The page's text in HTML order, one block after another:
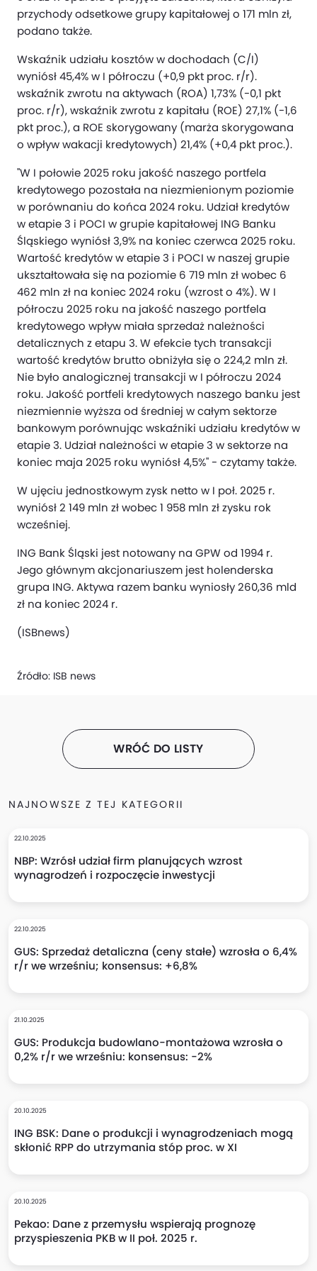
przychody odsetkowe grupy kapitałowej o 171 mln zł,
podano także.
Wskaźnik udziału kosztów w dochodach (C/I)
wyniósł 45,4% w I półroczu (+0,9 pkt proc. r/r).
wskaźnik zwrotu na aktywach (ROA) 1,73% (-0,1 pkt
proc. r/r), wskaźnik zwrotu z kapitału (ROE) 27,1% (-1,6
pkt proc.), a ROE skorygowany (marża skorygowana
o wpływ wakacji kredytowych) 21,4% (+0,4 pkt proc.).
"W I połowie 2025 roku jakość naszego portfela
kredytowego pozostała na niezmienionym poziomie
w porównaniu do końca 2024 roku. Udział kredytów
w etapie 3 i POCI w grupie kapitałowej ING Banku
Śląskiego wyniósł 3,9% na koniec czerwca 2025 roku.
Wartość kredytów w etapie 3 i POCI w naszej grupie
ukształtowała się na poziomie 6 719 mln zł wobec 6
462 mln zł na koniec 2024 roku (wzrost o 4%). W I
półroczu 2025 roku na jakość naszego portfela
kredytowego wpływ miała sprzedaż należności
detalicznych z etapu 3. W efekcie tych transakcji
wartość kredytów brutto obniżyła się o 224,2 mln zł.
Nie było analogicznej transakcji w I półroczu 2024
roku. Jakość portfeli kredytowych naszego banku jest
niezmiennie wyższa od średniej w całym sektorze
bankowym porównując wskaźniki udziału kredytów w
etapie 3. Udział należności w etapie 3 w sektorze na
koniec maja 2025 roku wyniósł 4,5%" - czytamy także.
W ujęciu jednostkowym zysk netto w I poł. 2025 r.
wyniósł 2 149 mln zł wobec 1 958 mln zł zysku rok
wcześniej.
ING Bank Śląski jest notowany na GPW od 1994 r.
Jego głównym akcjonariuszem jest holenderska
grupa ING. Aktywa razem banku wyniosły 260,36 mld
zł na koniec 2024 r.
(ISBnews)
Źródło: ISB news
WRÓĆ DO LISTY
NAJNOWSZE Z TEJ KATEGORII
22.10.2025
NBP: Wzrósł udział firm planujących wzrost
wynagrodzeń i rozpoczęcie inwestycji
22.10.2025
GUS: Sprzedaż detaliczna (ceny stałe) wzrosła o 6,4%
r/r we wrześniu; konsensus: +6,8%
21.10.2025
GUS: Produkcja budowlano-montażowa wzrosła o
0,2% r/r we wrześniu: konsensus: -2%
20.10.2025
ING BSK: Dane o produkcji i wynagrodzeniach mogą
skłonić RPP do utrzymania stóp proc. w XI
20.10.2025
Pekao: Dane z przemysłu wspierają prognozę
przyspieszenia PKB w II poł. 2025 r.